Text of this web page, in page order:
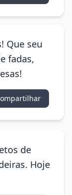
Que seu
fadas,
de
Hoje